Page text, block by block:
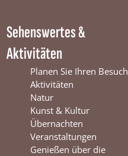
n
t
e
t
e
r
s
w
i
j
k
i
t
e
r
s
w
i
j
k
Sehenswertes &
Aktivitäten
Planen Sie Ihren Besuch
Aktivitäten
Natur
Kunst & Kultur
Übernachten
Veranstaltungen
Genießen über die